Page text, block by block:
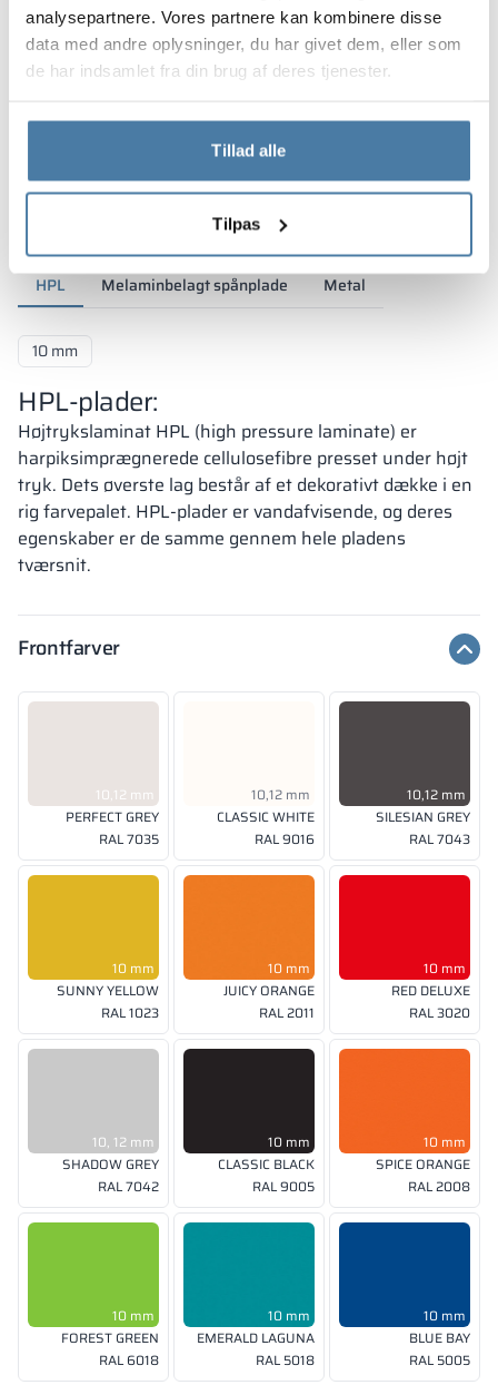
analysepartnere. Vores partnere kan kombinere disse
data med andre oplysninger, du har givet dem, eller som
de har indsamlet fra din brug af deres tjenester.
Tillad alle
Tilpas
Materialer og farver
HPL Melaminbelagt spånplade Metal
10 mm
HPL-plader:
Højtrykslaminat HPL (high pressure laminate) er
harpiksimprægnerede cellulosefibre presset under højt
tryk. Dets øverste lag består af et dekorativt dække i en
rig farvepalet. HPL-plader er vandafvisende, og deres
egenskaber er de samme gennem hele pladens
tværsnit.
Frontfarver
10,12 mm
PERFECT GREY
RAL 7035
10,12 mm
CLASSIC WHITE
RAL 9016
10,12 mm
SILESIAN GREY
RAL 7043
10 mm
SUNNY YELLOW
RAL 1023
10 mm
JUICY ORANGE
RAL 2011
10 mm
RED DELUXE
RAL 3020
10, 12 mm
SHADOW GREY
RAL 7042
10 mm
CLASSIC BLACK
RAL 9005
10 mm
SPICE ORANGE
RAL 2008
10 mm
FOREST GREEN
RAL 6018
10 mm
EMERALD LAGUNA
RAL 5018
10 mm
BLUE BAY
RAL 5005